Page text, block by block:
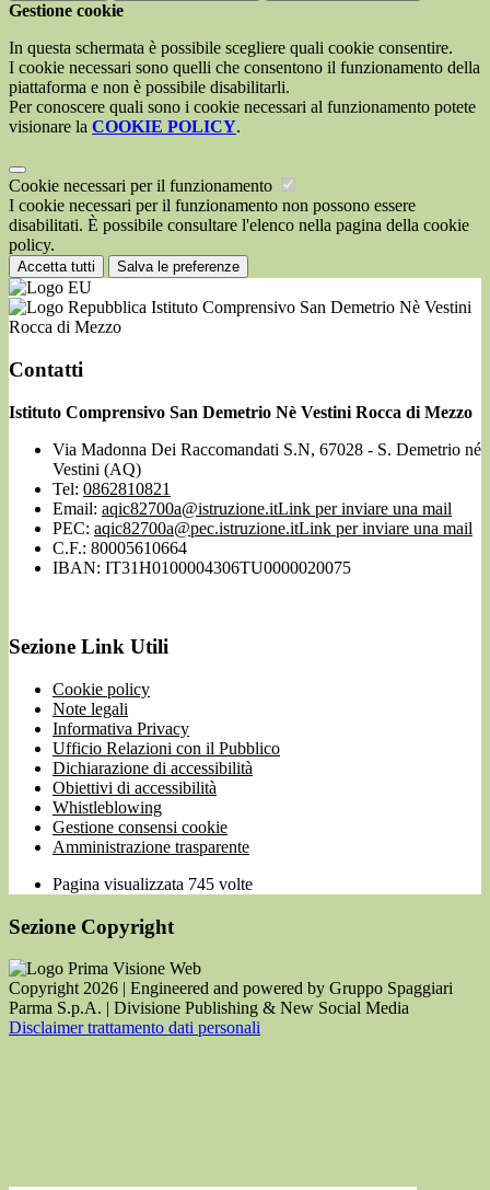
Gestione cookie
In questa schermata è possibile scegliere quali cookie consentire.
I cookie necessari sono quelli che consentono il funzionamento della
piattaforma e non è possibile disabilitarli.
Per conoscere quali sono i cookie necessari al funzionamento potete
visionare la COOKIE POLICY.
Cookie necessari per il funzionamento
I cookie necessari per il funzionamento non possono essere
disabilitati. È possibile consultare l'elenco nella pagina della cookie
policy.
Accetta tutti Salva le preferenze
Istituto Comprensivo San Demetrio Nè Vestini
Rocca di Mezzo
Contatti
Istituto Comprensivo San Demetrio Nè Vestini Rocca di Mezzo
Via Madonna Dei Raccomandati S.N, 67028 - S. Demetrio né
Vestini (AQ)
Tel: 0862810821
Email: aqic82700a@istruzione.itLink per inviare una mail
PEC: aqic82700a@pec.istruzione.itLink per inviare una mail
C.F.: 80005610664
IBAN: IT31H0100004306TU0000020075
Sezione Link Utili
Cookie policy
Note legali
Informativa Privacy
Ufficio Relazioni con il Pubblico
Dichiarazione di accessibilità
Obiettivi di accessibilità
Whistleblowing
Gestione consensi cookie
Amministrazione trasparente
Pagina visualizzata 745 volte
Sezione Copyright
Copyright 2026 | Engineered and powered by Gruppo Spaggiari
Parma S.p.A. | Divisione Publishing & New Social Media
Disclaimer trattamento dati personali